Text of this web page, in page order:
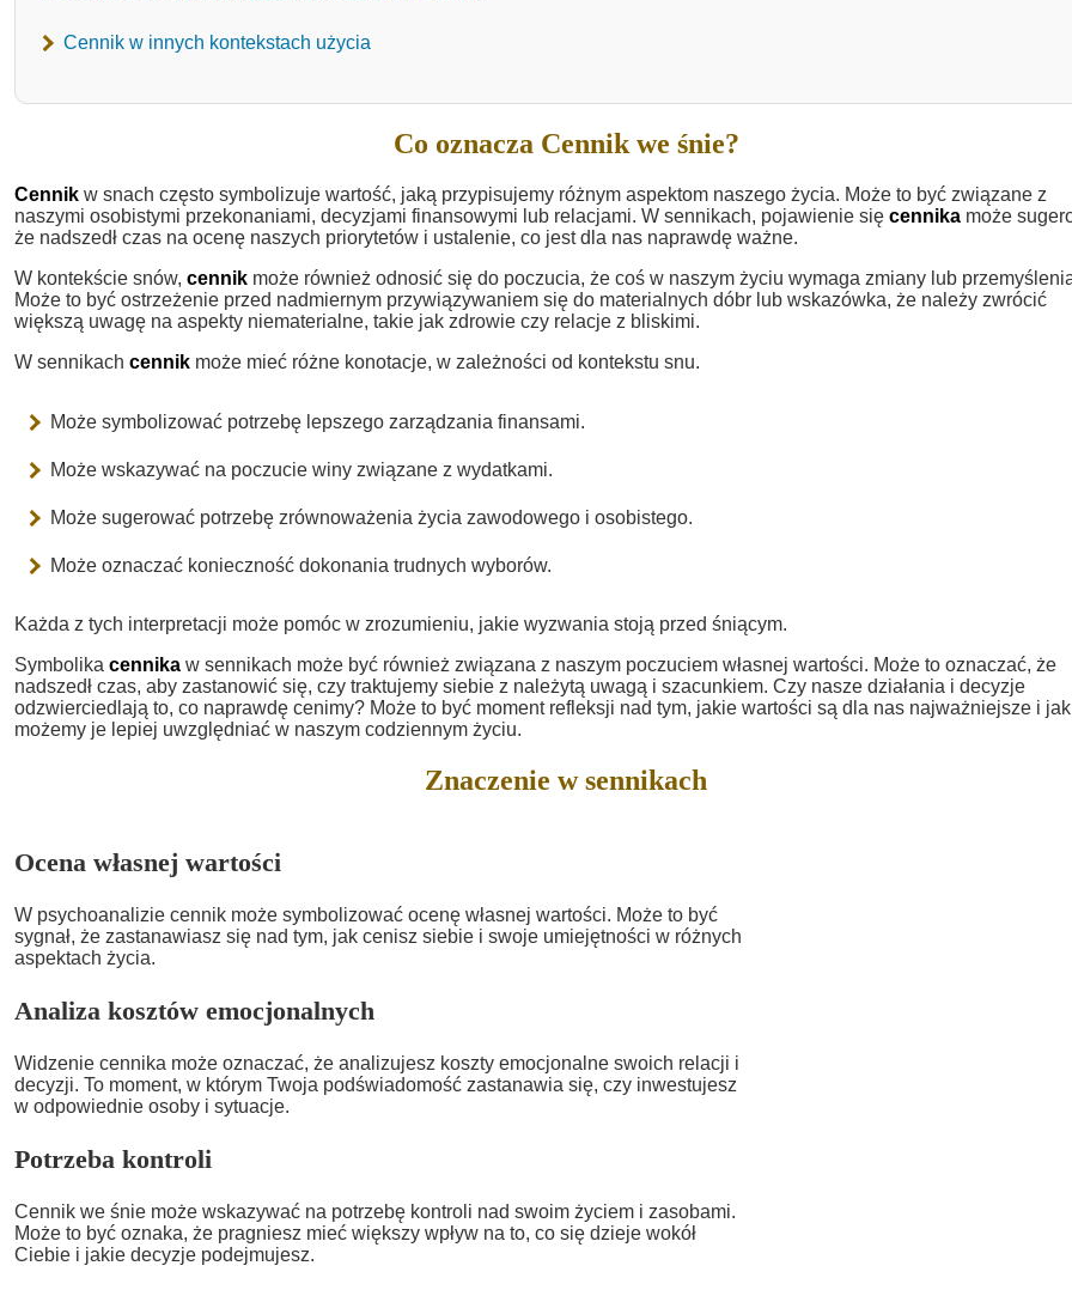
Cennik w innych kontekstach użycia
Co oznacza Cennik we śnie?
Cennik w snach często symbolizuje wartość, jaką przypisujemy różnym aspektom naszego życia. Może to być związane z
naszymi osobistymi przekonaniami, decyzjami finansowymi lub relacjami. W sennikach, pojawienie się cennika może
że nadszedł czas na ocenę naszych priorytetów i ustalenie, co jest dla nas naprawdę ważne.
W kontekście snów, cennik może również odnosić się do poczucia, że coś w naszym życiu wymaga zmiany lub
Może to być ostrzeżenie przed nadmiernym przywiązywaniem się do materialnych dóbr lub wskazówka, że należy zwrócić
większą uwagę na aspekty niematerialne, takie jak zdrowie czy relacje z bliskimi.
W sennikach cennik może mieć różne konotacje, w zależności od kontekstu snu.
Może symbolizować potrzebę lepszego zarządzania finansami.
Może wskazywać na poczucie winy związane z wydatkami.
Może sugerować potrzebę zrównoważenia życia zawodowego i osobistego.
Może oznaczać konieczność dokonania trudnych wyborów.
Każda z tych interpretacji może pomóc w zrozumieniu, jakie wyzwania stoją przed śniącym.
Symbolika cennika w sennikach może być również związana z naszym poczuciem własnej wartości. Może to oznaczać, że
nadszedł czas, aby zastanowić się, czy traktujemy siebie z należytą uwagą i szacunkiem. Czy nasze działania i decyzje
odzwierciedlają to, co naprawdę cenimy? Może to być moment refleksji nad tym, jakie wartości są dla nas najważniejsze i jak
możemy je lepiej uwzględniać w naszym codziennym życiu.
Znaczenie w sennikach
Ocena własnej wartości
W psychoanalizie cennik może symbolizować ocenę własnej wartości. Może to być
sygnał, że zastanawiasz się nad tym, jak cenisz siebie i swoje umiejętności w różnych
aspektach życia.
Analiza kosztów emocjonalnych
Widzenie cennika może oznaczać, że analizujesz koszty emocjonalne swoich relacji i
decyzji. To moment, w którym Twoja podświadomość zastanawia się, czy inwestujesz
w odpowiednie osoby i sytuacje.
Potrzeba kontroli
Cennik we śnie może wskazywać na potrzebę kontroli nad swoim życiem i zasobami.
Może to być oznaka, że pragniesz mieć większy wpływ na to, co się dzieje wokół
Ciebie i jakie decyzje podejmujesz.